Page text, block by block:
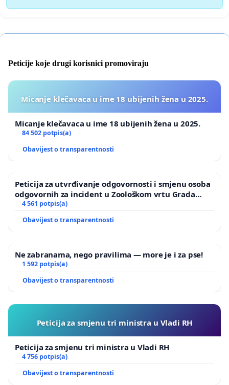
Peticije koje drugi korisnici promoviraju
Micanje klečavaca u ime 18 ubijenih žena u 2025.
Micanje klečavaca u ime 18 ubijenih žena u 2025.
84 502 potpis(a)
Obavijest o transparentnosti
Peticija za utvrđivanje odgovornosti i smjenu osoba
odgovornih za incident u Zoološkom vrtu Grada
Zagreba
4 561 potpis(a)
Obavijest o transparentnosti
Ne zabranama, nego pravilima — more je i za pse!
1 592 potpis(a)
Obavijest o transparentnosti
Peticija za smjenu tri ministra u Vladi RH
Peticija za smjenu tri ministra u Vladi RH
4 756 potpis(a)
Obavijest o transparentnosti